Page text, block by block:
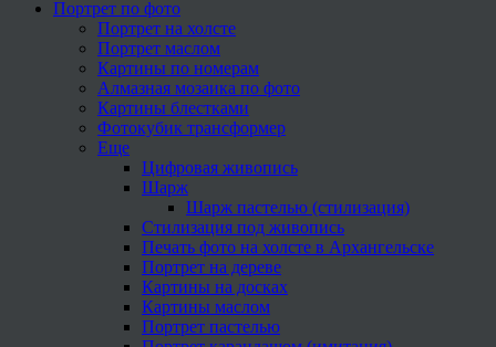
Портрет по фото
Портрет на холсте
Портрет маслом
Картины по номерам
Алмазная мозаика по фото
Картины блестками
Фотокубик трансформер
Еще
Цифровая живопись
Шарж
Шарж пастелью (стилизация)
Стилизация под живопись
Печать фото на холсте в Архангельске
Портрет на дереве
Картины на досках
Картины маслом
Портрет пастелью